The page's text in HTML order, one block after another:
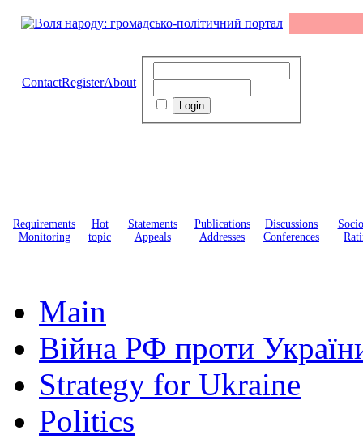
ContactRegisterAbout
Requirements
Monitoring
Hot
topic
Statements
Appeals
Publications
Addresses
Discussions
Conferences
Main
Війна РФ проти
Strategy for Ukraine
Politics